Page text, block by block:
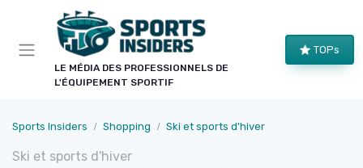
LE MÉDIA DES PROFESSIONNELS DE
L'ÉQUIPEMENT SPORTIF
TOPs
Sports Insiders Shopping Ski et sports d'hiver
Ski et sports d'hiver
Panneau de gestion des cookies